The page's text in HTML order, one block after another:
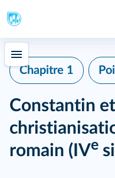
Chapitre 1
Constantin
romain (IVe